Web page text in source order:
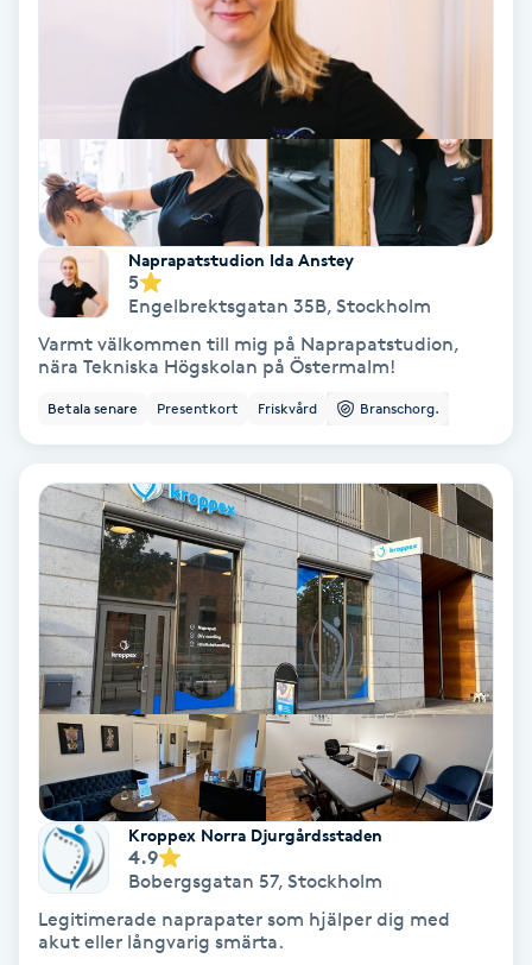
IPL hårborttagning
IR-massage
Japansk massage
K18
Katun fransar
Kemisk peeling
Keratinbehandling
Kinesiologi
Kinesisk medicin
Kiropraktik
Klangmassage
Klippning
Naprapatstudion Ida Anstey
5
Engelbrektsgatan 35B, Stockholm
Varmt välkommen till mig på Naprapatstudion,
nära Tekniska Högskolan på Östermalm!
Betala senare Presentkort Friskvård Branschorg.
Kroppex Norra Djurgårdsstaden
4.9
Bobergsgatan 57, Stockholm
Legitimerade naprapater som hjälper dig med
akut eller långvarig smärta.